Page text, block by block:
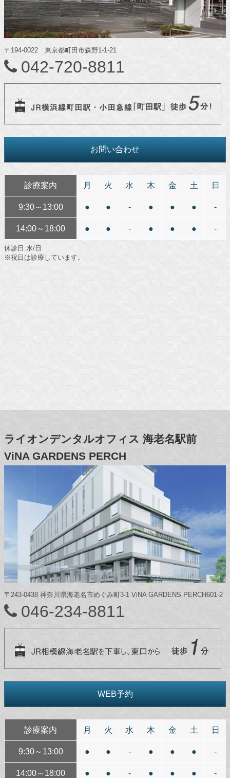
〒194-0022 東京都町田市森野1-1-21
042-720-8811
お問い合わせ
診療案内 月 火 水 木 金 土 日
9:30～13:00 ● ● - ● ● ● -
14:00～18:00 ● ● - ● ● ● -
休診日:水/日
※祝日は診療しています。
ライオンデンタルオフィス 海老名駅前
ViNA GARDENS PERCH
〒243-0438 神奈川県海老名市めぐみ町3-1 ViNA GARDENS PERCH601-2
046-234-8811
WEB予約
診療案内 月 火 水 木 金 土 日
9:30～13:00 ● ● - ● ● ● -
14:00～18:00 ● ● - ● ● ● -